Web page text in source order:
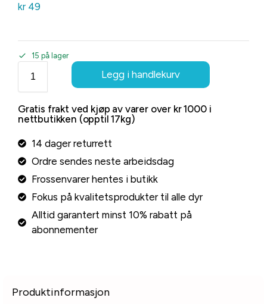
kr49
15 på lager
Legg i handlekurv
Gratis frakt ved kjøp av varer over kr 1000 i
nettbutikken (opptil 17kg)
14 dager returrett
Ordre sendes neste arbeidsdag
Frossenvarer hentes i butikk
Fokus på kvalitetsprodukter til alle dyr
Alltid garantert minst 10% rabatt på
abonnementer
Produktinformasjon